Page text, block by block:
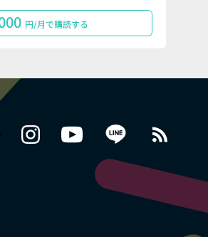
円/月で購読する